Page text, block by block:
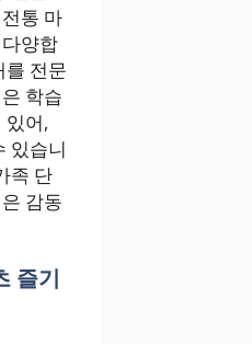
통 마
양합
를 전문
학습
있어,
있습니
족 단
감동
즐기